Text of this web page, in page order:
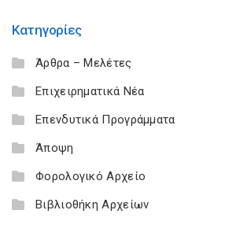
Κατηγορίες
Άρθρα – Μελέτες
Επιχειρηματικά Νέα
Επενδυτικά Προγράμματα
Άποψη
Φορολογικό Αρχείο
Βιβλιοθήκη Αρχείων